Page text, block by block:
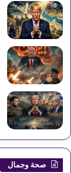
صحة وجمال